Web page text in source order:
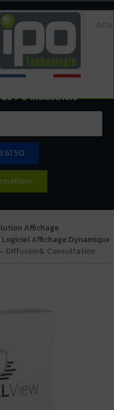
Société
61 50
Affichage
Logiciel Affichage Dynamique
Diffusion& Consultation